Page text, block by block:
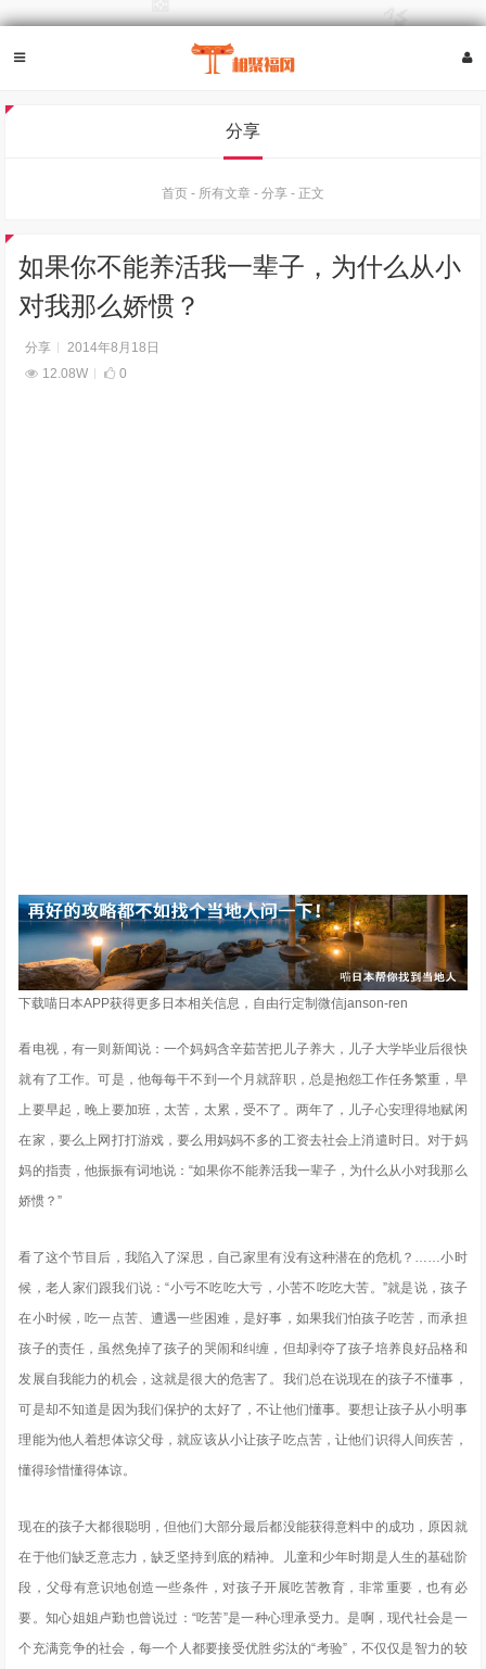
分享
首页 - 所有文章 - 分享 - 正文
如果你不能养活我一辈子，为什么从小
对我那么娇惯？
分享
2014年8月18日
12.08W
0
下载喵日本APP获得更多日本相关信息，自由行定制微信janson-ren
看电视，有一则新闻说：一个妈妈含辛茹苦把儿子养大，儿子大学毕业后很快
就有了工作。可是，他每每干不到一个月就辞职，总是抱怨工作任务繁重，早
上要早起，晚上要加班，太苦，太累，受不了。两年了，儿子心安理得地赋闲
在家，要么上网打打游戏，要么用妈妈不多的工资去社会上消遣时日。对于妈
妈的指责，他振振有词地说：“如果你不能养活我一辈子，为什么从小对我那么
娇惯？”
看了这个节目后，我陷入了深思，自己家里有没有这种潜在的危机？……小时
候，老人家们跟我们说：“小亏不吃吃大亏，小苦不吃吃大苦。”就是说，孩子
在小时候，吃一点苦、遭遇一些困难，是好事，如果我们怕孩子吃苦，而承担
孩子的责任，虽然免掉了孩子的哭闹和纠缠，但却剥夺了孩子培养良好品格和
发展自我能力的机会，这就是很大的危害了。我们总在说现在的孩子不懂事，
可是却不知道是因为我们保护的太好了，不让他们懂事。要想让孩子从小明事
理能为他人着想体谅父母，就应该从小让孩子吃点苦，让他们识得人间疾苦，
懂得珍惜懂得体谅。
现在的孩子大都很聪明，但他们大部分最后都没能获得意料中的成功，原因就
在于他们缺乏意志力，缺乏坚持到底的精神。儿童和少年时期是人生的基础阶
段，父母有意识地创造一些条件，对孩子开展吃苦教育，非常重要，也有必
要。知心姐姐卢勤也曾说过：“吃苦”是一种心理承受力。是啊，现代社会是一
个充满竞争的社会，每一个人都要接受优胜劣汰的“考验”，不仅仅是智力的较